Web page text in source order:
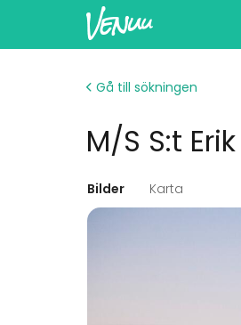
Gå till sökningen
M/S S:t Erik
Bilder Karta